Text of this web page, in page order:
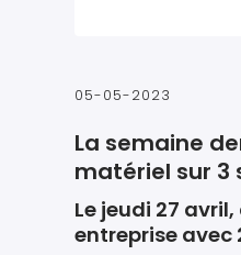
05-05-2023
La semaine
matériel sur 3
Le jeudi 27
entreprise avec